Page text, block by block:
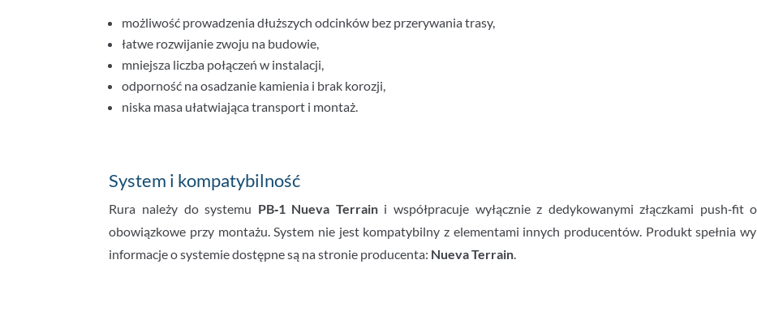
możliwość prowadzenia dłuższych odcinków bez przerywania trasy,
łatwe rozwijanie zwoju na budowie,
mniejsza liczba połączeń w instalacji,
odporność na osadzanie kamienia i brak korozji,
niska masa ułatwiająca transport i montaż.
System i kompatybilność
Rura należy do systemu PB‑1 Nueva Terraini współpracuje wyłącznie z dedykowanymi złączkami
obowiązkowe przy montażu. System nie jest kompatybilny z elementami innych producentów. Produkt spełnia
informacje o systemie dostępne są na stronie producenta: Nueva Terrain.